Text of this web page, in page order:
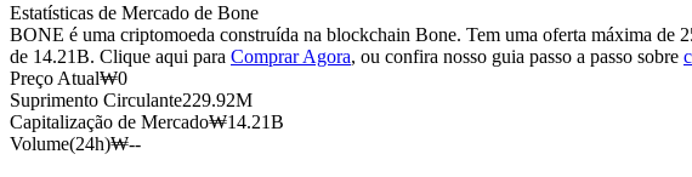
Estatísticas de Mercado de Bone
BONE é uma criptomoeda construída na blockchain Bone. Tem uma oferta máxima
de 14.21B. Clique aqui para Comprar Agora, ou confira nosso guia passo a passo sobre
Preço Atual₩0
Suprimento Circulante229.92M
Capitalização de Mercado₩14.21B
Volume(24h)₩--